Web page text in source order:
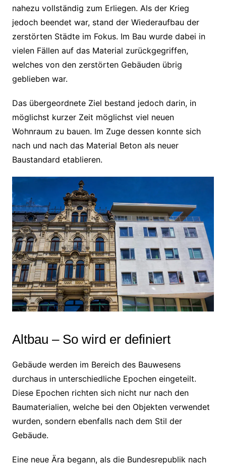
nahezu vollständig zum Erliegen. Als der Krieg
jedoch beendet war, stand der Wiederaufbau der
zerstörten Städte im Fokus. Im Bau wurde dabei in
vielen Fällen auf das Material zurückgegriffen,
welches von den zerstörten Gebäuden übrig
geblieben war.
Das übergeordnete Ziel bestand jedoch darin, in
möglichst kurzer Zeit möglichst viel neuen
Wohnraum zu bauen. Im Zuge dessen konnte sich
nach und nach das Material Beton als neuer
Baustandard etablieren.
Altbau – So wird er definiert
Gebäude werden im Bereich des Bauwesens
durchaus in unterschiedliche Epochen eingeteilt.
Diese Epochen richten sich nicht nur nach den
Baumaterialien, welche bei den Objekten verwendet
wurden, sondern ebenfalls nach dem Stil der
Gebäude.
Eine neue Ära begann, als die Bundesrepublik nach